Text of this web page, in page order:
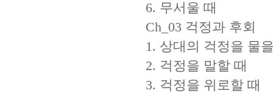
6. 무서울 때
Ch_03 걱정과 후회
1. 상대의 걱정을 물
2. 걱정을 말할 때
3. 걱정을 위로할 때